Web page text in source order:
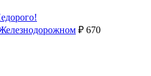
₽ 670